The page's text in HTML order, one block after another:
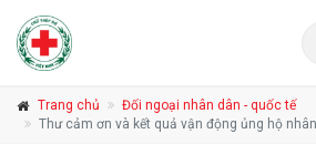
Trang chủ
Đối ngoại nhân dân - quốc tế
Thư cảm ơn và kết quả vận động ủng hộ